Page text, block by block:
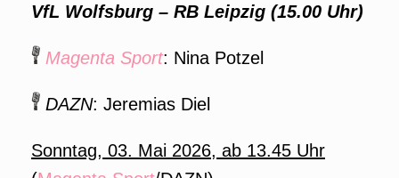
VfL Wolfsburg – RB Leipzig (15.00 Uhr)
Magenta Sport: Nina Potzel
DAZN: Jeremias Diel
Sonntag, 03. Mai 2026, ab 13.45 Uhr